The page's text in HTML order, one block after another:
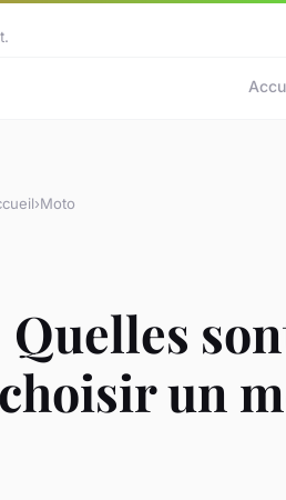
›Moto
Quelles
choisir un